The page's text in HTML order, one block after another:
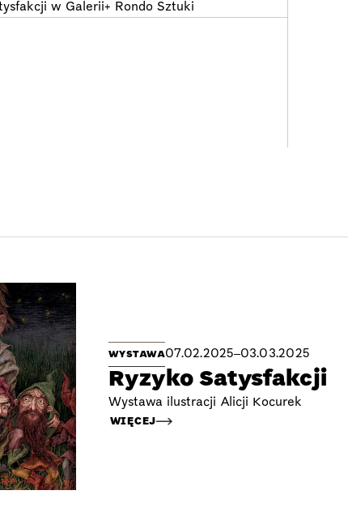
w Galerii+ Rondo Sztuki
WYSTAWA07.02.2025 03.03.2025
Ryzyko Satysfakcji
Wystawa ilustracji Alicji Kocurek
WIĘCEJ